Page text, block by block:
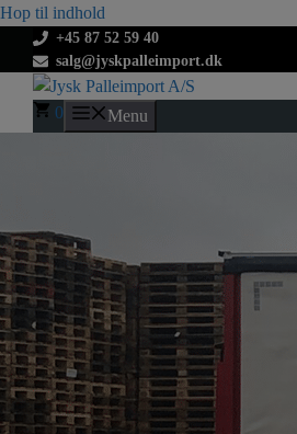
Hop til indhold
+45 87 52 59 40
salg@jyskpalleimport.dk
0 Menu